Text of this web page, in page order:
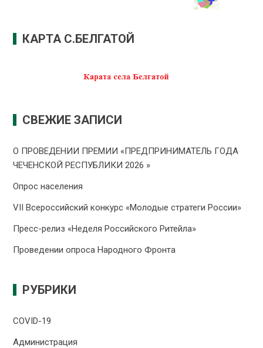
КАРТА С.БЕЛГАТОЙ
СВЕЖИЕ ЗАПИСИ
О ПРОВЕДЕНИИ ПРЕMИИ «ПРЕДПРИНИМАТЕЛЬ ГОДА
ЧЕЧЕНСКОЙ РЕСПУБЛИКИ 2026 »
Опрос населения
VII Всероссийский конкурс «Молодые стратеги России»
Пресс-релиз «Неделя Российского Ритейла»
Проведении опроса Народного Фронта
РУБРИКИ
COVID-19
Администрация